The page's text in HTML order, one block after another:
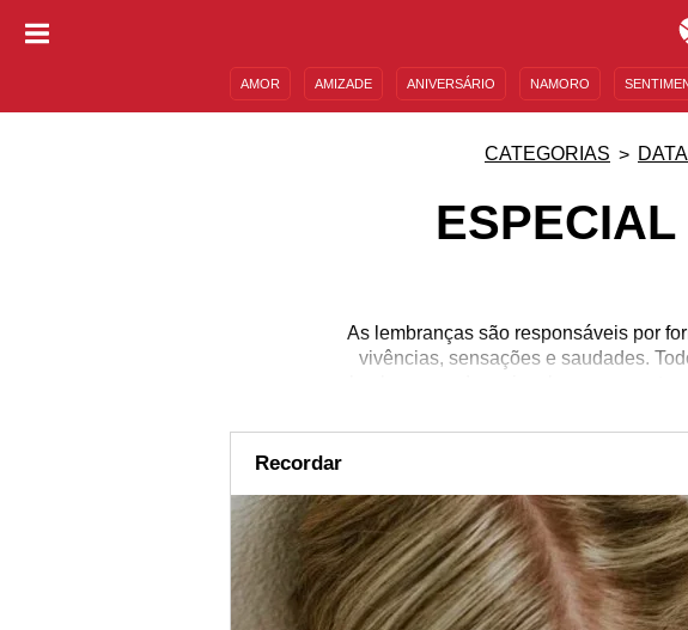
AMOR AMIZADE ANIVERSÁRIO NAMORO
CATEGORIAS
As lembranças são responsáveis por
vivências, sensações e saudades.
lembrança e de reviver bons
sensações que ela desperta. Não se
Recordar